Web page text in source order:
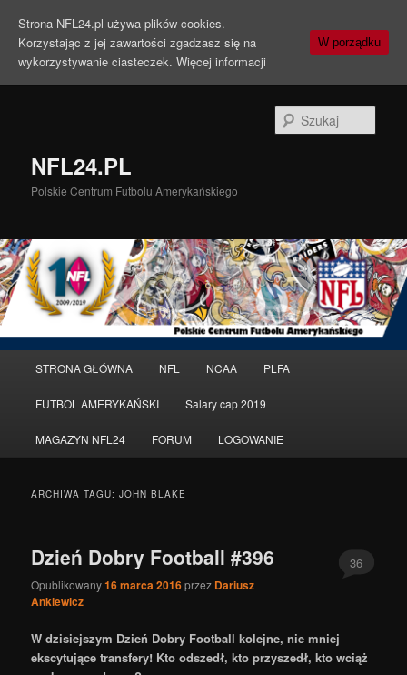
NFL24.PL
Polskie Centrum Futbolu Amerykańskiego
główne
Przeskocz
do
tekstu
Przeskocz
do
widgetów
STRONA GŁÓWNA NFL NCAA PLFA
FUTBOL AMERYKAŃSKI Salary cap 2019
MAGAZYN NFL24 FORUM LOGOWANIE
ARCHIWA TAGU:JOHN BLAKE
Dzień Dobry Football #396
Opublikowany16 marca 2016przez Dariusz
Ankiewicz
36
W dzisiejszym Dzień Dobry Football kolejne, nie mniej
ekscytujące transfery! Kto odszedł, kto przyszedł, kto wciąż
Strona NFL24.pl używa plików cookies.
Korzystając z jej zawartości zgadzasz się na
wykorzystywanie ciasteczek. Więcej informacji
W porządku